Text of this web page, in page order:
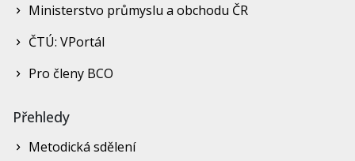
Ministerstvo průmyslu a obchodu ČR
ČTÚ: VPortál
Pro členy BCO
Přehledy
Metodická sdělení